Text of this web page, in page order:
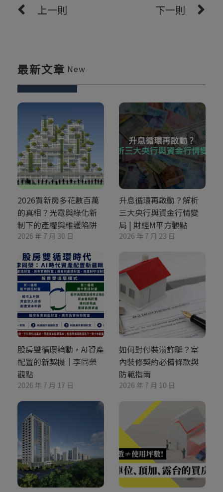
上一則 下一則
最新文章 New
2026買新房多花數百萬
的真相？光電與綠化新
制下的產權與維護陷阱
2026 年 7 月 30 日
升息循環再啟動？解析
三大央行與資金行情變
局 | 財經M平方觀點
2026 年 7 月 23 日
股房雙循環輪動，AI資產
配置的新契機｜李同榮
觀點
2026 年 7 月 17 日
如何對付裝潢詐騙？室
內裝修契約必備條款與
防範指南
2026 年 7 月 10 日